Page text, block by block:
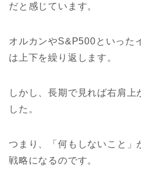
だと感じています。
オルカンやS&P500といった
は上下を繰り返します。
しかし、長期で見れば右肩上
した。
つまり、「何もしないこと」
戦略になるのです。